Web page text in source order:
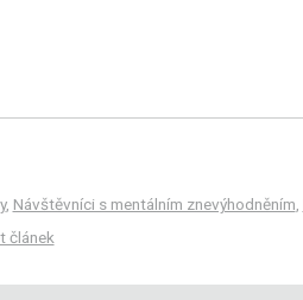
, Návštěvníci s mentálním znevýhodněním
článek